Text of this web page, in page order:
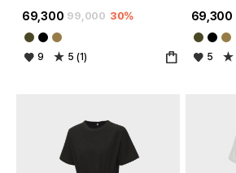
69,300 99,000 30%
9 5 (1)
69,300
5